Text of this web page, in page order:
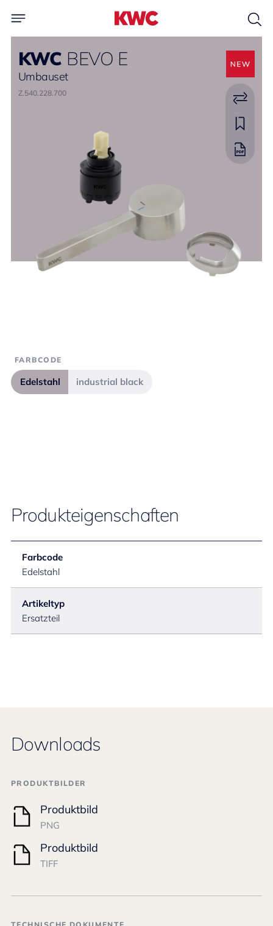
KWC BEVO E
Umbauset
Z.540.228.700
FARBCODE
Edelstahl industrial black
Produkteigenschaften
Farbcode
Edelstahl
Artikeltyp
Ersatzteil
Downloads
PRODUKTBILDER
Produktbild
PNG
Produktbild
TIFF